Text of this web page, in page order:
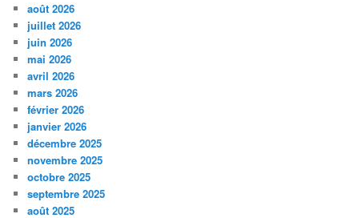
août 2026
juillet 2026
juin 2026
mai 2026
avril 2026
mars 2026
février 2026
janvier 2026
décembre 2025
novembre 2025
octobre 2025
septembre 2025
août 2025